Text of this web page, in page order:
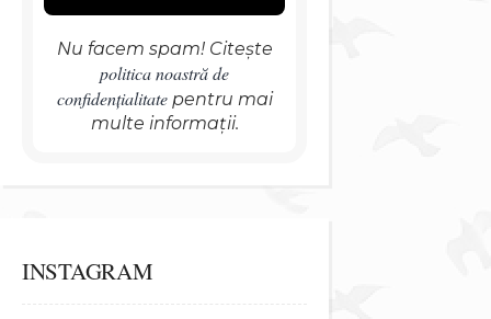
Nu facem spam! Citește
politica noastră de
confidențialitatepentru mai
multe informații.
INSTAGRAM